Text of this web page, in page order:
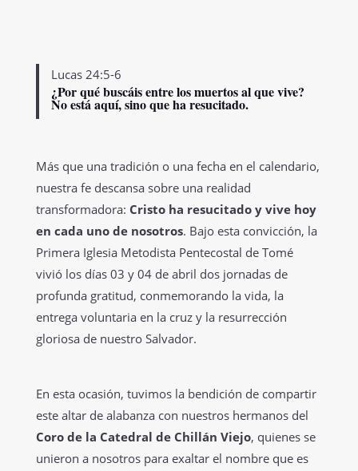
Lucas 24:5-6
¿Por qué buscáis entre los muertos al que vive?
No está aquí, sino que ha resucitado.
Más que una tradición o una fecha en el calendario,
nuestra fe descansa sobre una realidad
transformadora: Cristo ha resucitado y vive hoy
en cada uno de nosotros. Bajo esta convicción, la
Primera Iglesia Metodista Pentecostal de Tomé
vivió los días 03 y 04 de abril dos jornadas de
profunda gratitud, conmemorando la vida, la
entrega voluntaria en la cruz y la resurrección
gloriosa de nuestro Salvador.
En esta ocasión, tuvimos la bendición de compartir
este altar de alabanza con nuestros hermanos del
Coro de la Catedral de Chillán Viejo, quienes se
unieron a nosotros para exaltar el nombre que es